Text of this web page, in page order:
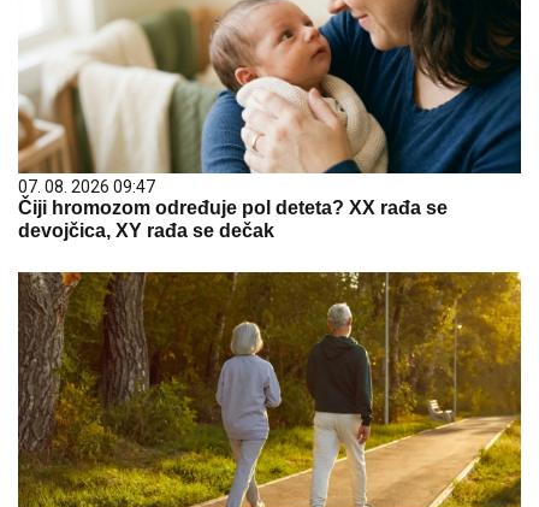
07. 08. 2026 09:47
Čiji hromozom određuje pol deteta? XX rađa se
devojčica, XY rađa se dečak